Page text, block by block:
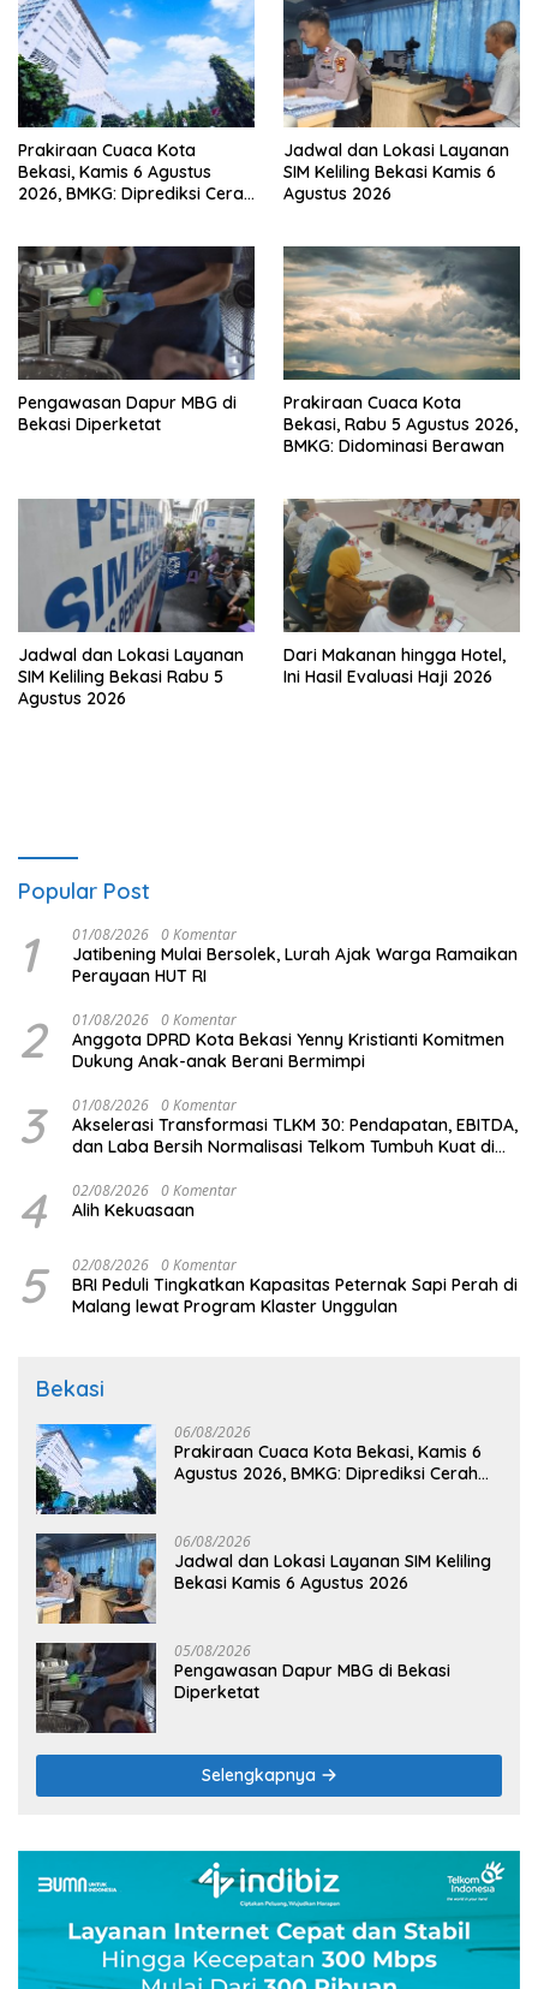
Prakiraan Cuaca Kota
Bekasi, Kamis 6 Agustus
2026, BMKG: Diprediksi Cerah
Jadwal dan Lokasi Layanan
SIM Keliling Bekasi Kamis 6
Agustus 2026
Pengawasan Dapur MBG di
Bekasi Diperketat
Prakiraan Cuaca Kota
Bekasi, Rabu 5 Agustus 2026,
BMKG: Didominasi Berawan
Jadwal dan Lokasi Layanan
SIM Keliling Bekasi Rabu 5
Agustus 2026
Dari Makanan hingga Hotel,
Ini Hasil Evaluasi Haji 2026
Popular Post
1 01/08/2026 0 Komentar
Jatibening Mulai Bersolek, Lurah Ajak Warga Ramaikan
Perayaan HUT RI
2 01/08/2026 0 Komentar
Anggota DPRD Kota Bekasi Yenny Kristianti Komitmen
Dukung Anak-anak Berani Bermimpi
3 01/08/2026 0 Komentar
Akselerasi Transformasi TLKM 30: Pendapatan, EBITDA,
dan Laba Bersih Normalisasi Telkom Tumbuh Kuat di
4 02/08/2026 0 Komentar
Alih Kekuasaan
5 02/08/2026 0 Komentar
BRI Peduli Tingkatkan Kapasitas Peternak Sapi Perah di
Malang lewat Program Klaster Unggulan
Bekasi
06/08/2026
Prakiraan Cuaca Kota Bekasi, Kamis 6
Agustus 2026, BMKG: Diprediksi Cerah
06/08/2026
Jadwal dan Lokasi Layanan SIM Keliling
Bekasi Kamis 6 Agustus 2026
05/08/2026
Pengawasan Dapur MBG di Bekasi
Diperketat
Selengkapnya